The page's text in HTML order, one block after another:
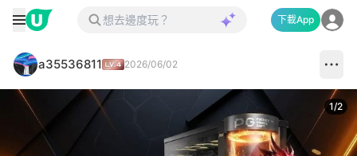
下載App
a35536811 2026/06/02
1/2